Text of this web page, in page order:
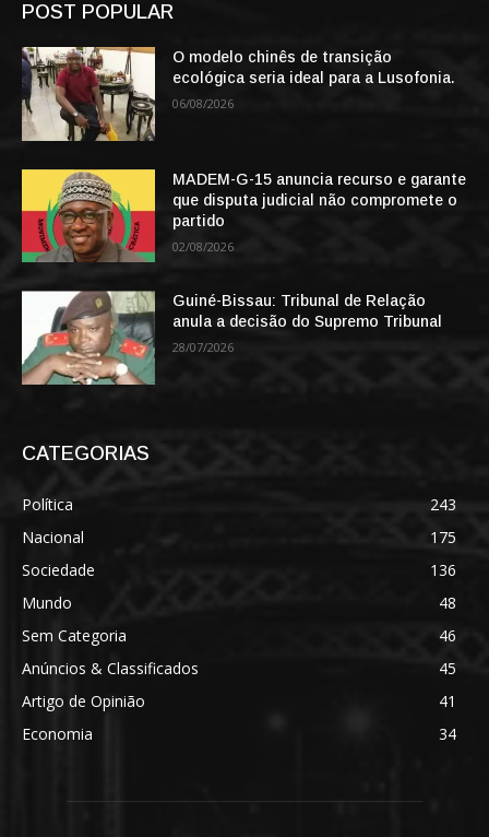
POST POPULAR
O modelo chinês de transição
ecológica seria ideal para a Lusofonia.
06/08/2026
MADEM-G-15 anuncia recurso e garante
que disputa judicial não compromete o
partido
02/08/2026
Guiné-Bissau: Tribunal de Relação
anula a decisão do Supremo Tribunal
28/07/2026
CATEGORIAS
Política
243
Nacional
175
Sociedade
136
Mundo
48
Sem Categoria
46
Anúncios & Classificados
45
Artigo de Opinião
41
Economia
34